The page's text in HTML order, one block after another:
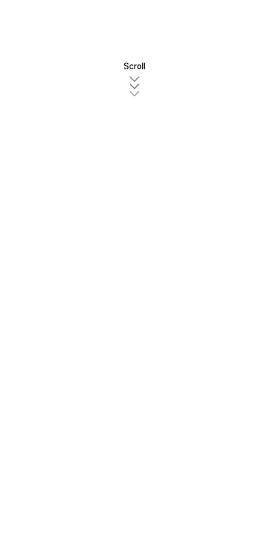
Scroll